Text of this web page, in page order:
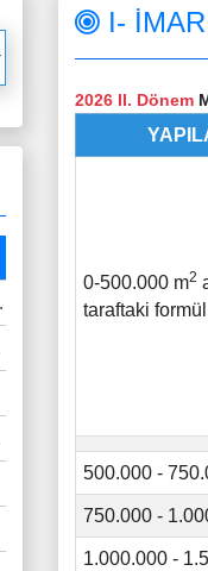
I-
2026 II. Dönem
0-500.000 m2
taraftaki
500.000 -
750.000 -
1.000.000 -